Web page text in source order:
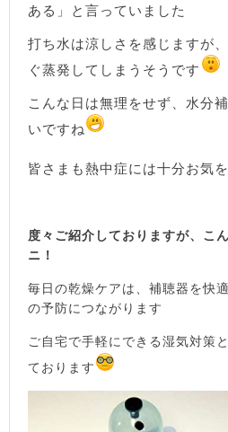
ある」と言っていました
打ち水は涼しさを感じますが
ぐ蒸発してしまうそうです
こんな日は無理をせず、水分
いですね
皆さまも熱中症には十分お気
度々ご紹介しておりますが、こ
ニ！
毎日の乾燥ケアは、補聴器を快
の予防につながります
ご自宅で手軽にできる湿気対策
ております